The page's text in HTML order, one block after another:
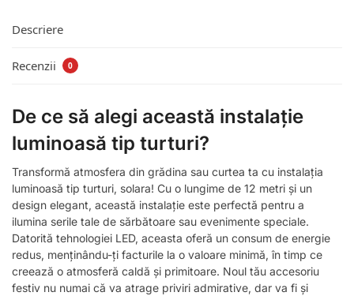
Descriere
Recenzii 0
De ce să alegi această instalație
luminoasă tip turturi?
Transformă atmosfera din grădina sau curtea ta cu instalația
luminoasă tip turturi, solara! Cu o lungime de 12 metri și un
design elegant, această instalație este perfectă pentru a
ilumina serile tale de sărbătoare sau evenimente speciale.
Datorită tehnologiei LED, aceasta oferă un consum de energie
redus, menținându-ți facturile la o valoare minimă, în timp ce
creează o atmosferă caldă și primitoare. Noul tău accesoriu
festiv nu numai că va atrage priviri admirative, dar va fi și